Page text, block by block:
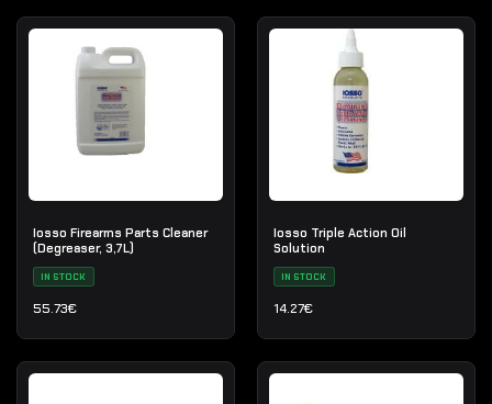
Iosso Firearms Parts Cleaner
(Degreaser, 3,7L)
IN STOCK
55.73€
Iosso Triple Action Oil
Solution
IN STOCK
14.27€